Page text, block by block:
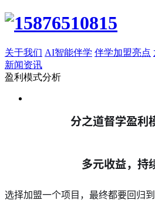
关于我们 AI智能伴学 伴学加盟亮点
新闻资讯
盈利模式分析
分之道督学盈利
多元收益，持
选择加盟一个项目，最终都要回归